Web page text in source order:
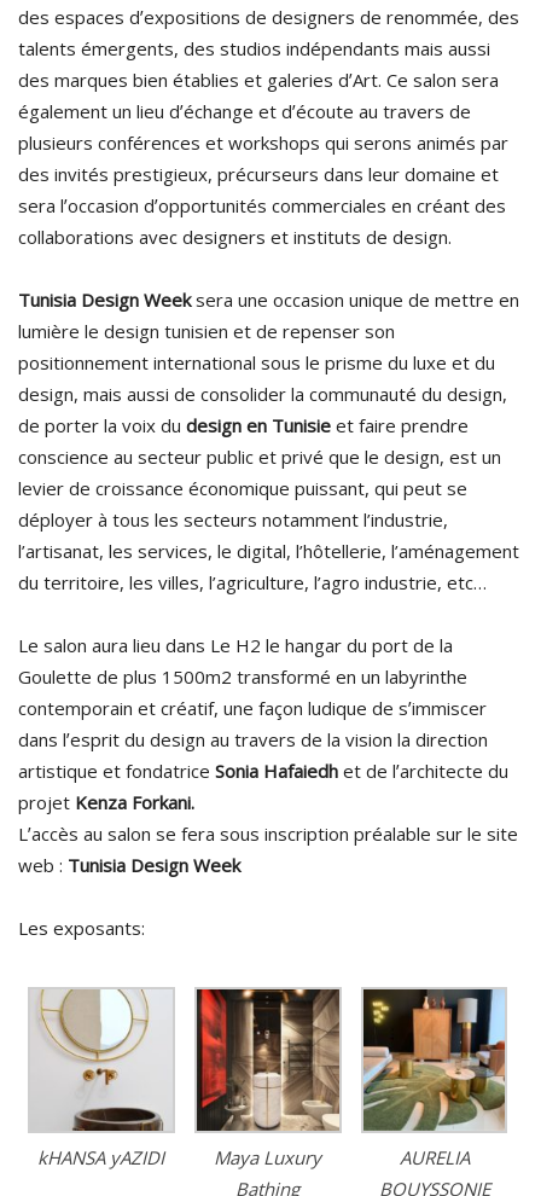
des espaces dʼexpositions de designers de renommée, des
talents émergents, des studios indépendants mais aussi
des marques bien établies et galeries dʼArt. Ce salon sera
également un lieu dʼéchange et dʼécoute au travers de
plusieurs conférences et workshops qui serons animés par
des invités prestigieux, précurseurs dans leur domaine et
sera lʼoccasion dʼopportunités commerciales en créant des
collaborations avec designers et instituts de design.
Tunisia Design Weeksera une occasion unique de mettre en
lumière le design tunisien et de repenser son
positionnement international sous le prisme du luxe et du
design, mais aussi de consolider la communauté du design,
de porter la voix du design en Tunisie et faire prendre
conscience au secteur public et privé que le design, est un
levier de croissance économique puissant, qui peut se
déployer à tous les secteurs notamment l’industrie,
l’artisanat, les services, le digital, l’hôtellerie, l’aménagement
du territoire, les villes, l’agriculture, l’agro industrie, etc…
Le salon aura lieu dans Le H2 le hangar du port de la
Goulette de plus 1500m2 transformé en un labyrinthe
contemporain et créatif, une façon ludique de sʼimmiscer
dans lʼesprit du design au travers de la vision la direction
artistique et fondatrice Sonia Hafaiedh et de lʼarchitecte du
projet Kenza Forkani.
Lʼaccès au salon se fera sous inscription préalable sur le site
web : Tunisia Design Week
Les exposants:
kHANSA yAZIDI
Maya Luxury
Bathing
AURELIA
BOUYSSONIE